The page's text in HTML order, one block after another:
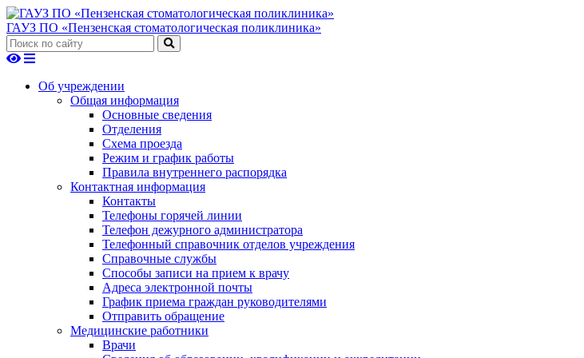
ГАУЗ ПО «Пензенская стоматологическая поликлиника»
Об учреждении
Общая информация
Основные сведения
Отделения
Схема проезда
Режим и график работы
Правила внутреннего распорядка
Контактная информация
Контакты
Телефоны горячей линии
Телефон дежурного администратора
Телефонный справочник отделов учреждения
Справочные службы
Способы записи на прием к врачу
Адреса электронной почты
График приема граждан руководителями
Отправить обращение
Медицинские работники
Врачи